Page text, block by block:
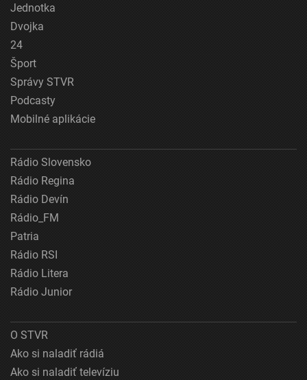
Jednotka
Dvojka
24
Šport
Správy STVR
Podcasty
Mobilné aplikácie
Rádio Slovensko
Rádio Regina
Rádio Devín
Rádio_FM
Patria
Rádio RSI
Rádio Litera
Rádio Junior
O STVR
Ako si naladiť rádiá
Ako si naladiť televíziu